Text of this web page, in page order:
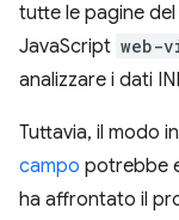
tutte le pagine
JavaScript web-
analizzare i dati
Tuttavia, il modo
campo potrebbe
ha affrontato il